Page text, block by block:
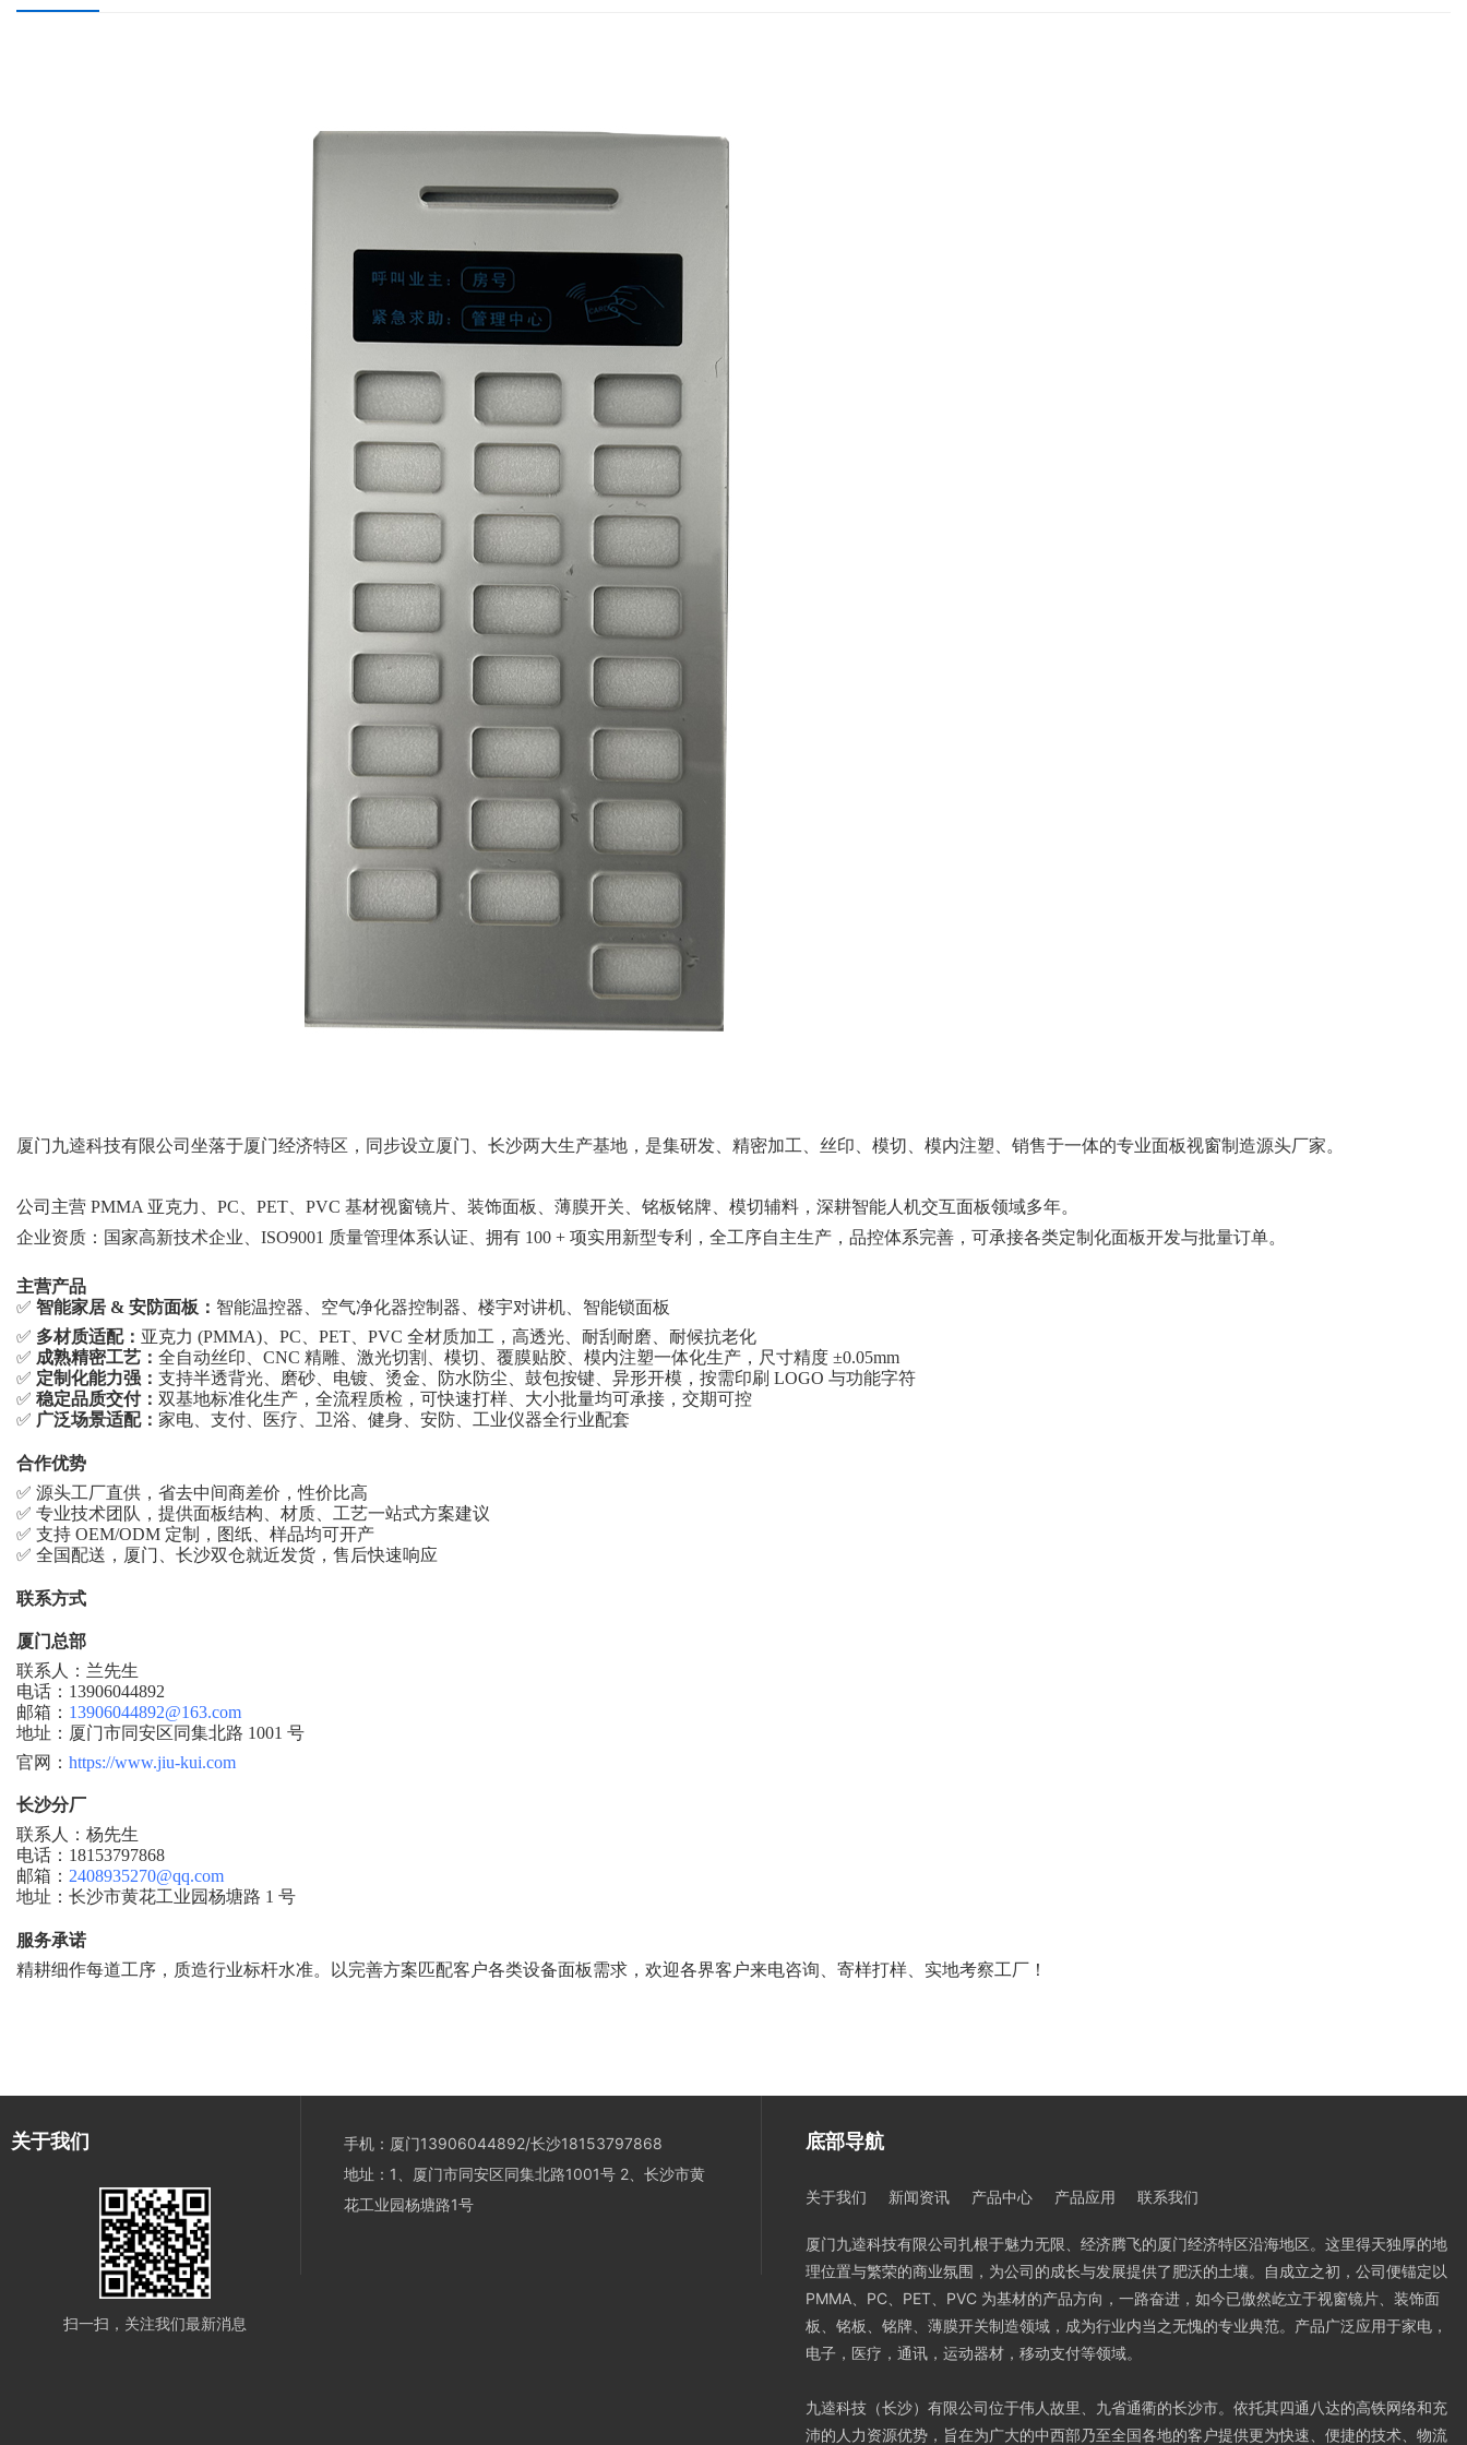
厦门九逵科技有限公司坐落于厦门经济特区，同步设立厦门、长沙两大生产基地，是集研发、精密加工、丝印、模切、模内注塑、销售于一体的专业面板视窗制造源头厂家。
公司主营 PMMA 亚克力、PC、PET、PVC 基材视窗镜片、装饰面板、薄膜开关、铭板铭牌、模切辅料，深耕智能人机交互面板领域多年。
企业资质：国家高新技术企业、 ISO9001 质量管理体系认证、拥有 100 + 项实用新型专利，全工序自主生产，品控体系完善，可承接各类定制化面板开发与批量订单。
主营产品
✅ 智能家居 & 安防面板： 智能温控器、空气净化器控制器、楼宇对讲机、智能锁面板
✅ 多材质适配： 亚克力 (PMMA)、PC、PET、PVC 全材质加工，高透光、耐刮耐磨、耐候抗老化
✅ 成熟精密工艺： 全自动丝印、 CNC 精雕、激光切割、模切、覆膜贴胶、模内注塑一体化生产，尺寸精度 ±0.05mm
✅ 定制化能力强： 支持半透背光、磨砂、电镀、烫金、防水防尘、鼓包按键、异形开模，按需印刷 LOGO 与功能字符
✅ 稳定品质交付： 双基地标准化生产，全流程质检，可快速打样、大小批量均可承接，交期可控
✅ 广泛场景适配： 家电、支付、医疗、卫浴、健身、安防、工业仪器全行业配套
合作优势
✅ 源头工厂直供，省去中间商差价，性价比高
✅ 专业技术团队，提供面板结构、材质、工艺一站式方案建议
✅ 支持 OEM/ODM 定制，图纸、样品均可开产
✅ 全国配送，厦门、长沙双仓就近发货，售后快速响应
联系方式
厦门总部
联系人：兰先生
电话： 13906044892
邮箱： 13906044892@163.com
地址：厦门市同安区同集北路 1001 号
官网： https://www.jiu-kui.com
长沙分厂
联系人：杨先生
电话： 18153797868
邮箱： 2408935270@qq.com
地址：长沙市黄花工业园杨塘路 1 号
服务承诺
精耕细作每道工序，质造行业标杆水准。以完善方案匹配客户各类设备面板需求，欢迎各界客户来电咨询、寄样打样、实地考察工厂！
关于我们
扫一扫，关注我们最新消息
手机：厦门13906044892/长沙18153797868
地址：1、厦门市同安区同集北路1001号 2、长沙市黄
花工业园杨塘路1号
底部导航
关于我们 新闻资讯 产品中心 产品应用 联系我们
厦门九逵科技有限公司扎根于魅力无限、经济腾飞的厦门经济特区沿海地区。这里得天独厚的地
理位置与繁荣的商业氛围，为公司的成长与发展提供了肥沃的土壤。自成立之初，公司便锚定以
PMMA、PC、PET、PVC 为基材的产品方向，一路奋进，如今已傲然屹立于视窗镜片、装饰面
板、铭板、铭牌、薄膜开关制造领域，成为行业内当之无愧的专业典范。产品广泛应用于家电，
电子，医疗，通讯，运动器材，移动支付等领域。
九逵科技（长沙）有限公司位于伟人故里、九省通衢的长沙市。依托其四通八达的高铁网络和充
沛的人力资源优势，旨在为广大的中西部乃至全国各地的客户提供更为快速、便捷的技术、物流